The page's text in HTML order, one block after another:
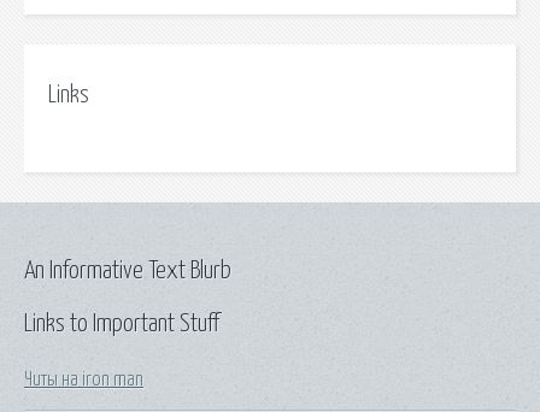
Links
Links to Important Stuff
Читы на iron man
An Informative Text Blurb